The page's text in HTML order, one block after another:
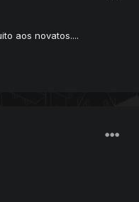
aos novatos....